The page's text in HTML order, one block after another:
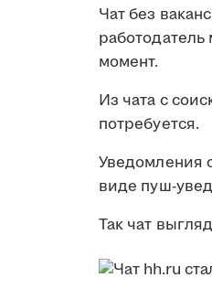
Чат без
момент.
Из чата с
потребуется.
Уведомления
виде пуш-
Так чат